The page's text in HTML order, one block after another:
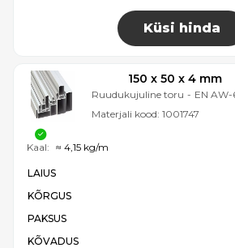
Küsi hinda
150 x 50 x 4 mm
Ruudukujuline toru - EN
Materjali kood: 1001747
LAIUS
KÕRGUS
PAKSUS
KÕVADUS
Kaal: ≈ 4,15 kg/m